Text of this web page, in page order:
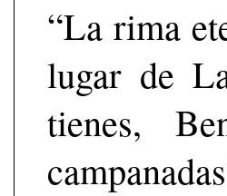
“La rima
lugar de
tienes,